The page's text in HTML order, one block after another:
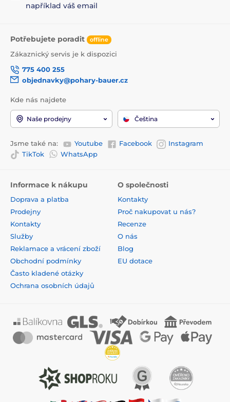
například váš email
Potřebujete poradit offline
Zákaznický servis je k dispozici
775 400 255
objednavky@pohary-bauer.cz
Kde nás najdete
Naše prodejny Čeština
Jsme také na: Youtube Facebook
Instagram
TikTok
WhatsApp
Informace k nákupu
Doprava a platba
Prodejny
Kontakty
Služby
Reklamace a vrácení zboží
Obchodní podmínky
Často kladené otázky
Ochrana osobních údajů
O společnosti
Kontakty
Proč nakupovat u nás?
Recenze
O nás
Blog
EU dotace